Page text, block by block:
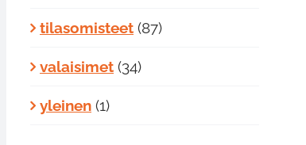
tilasomisteet (87)
valaisimet (34)
yleinen (1)